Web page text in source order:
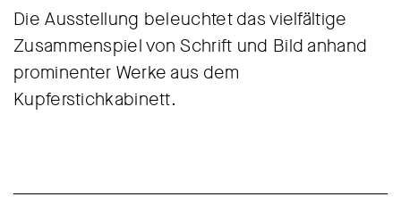
Die Ausstellung beleuchtet das vielfältige
Zusammenspiel von Schrift und Bild anhand
prominenter Werke aus dem
Kupferstichkabinett.